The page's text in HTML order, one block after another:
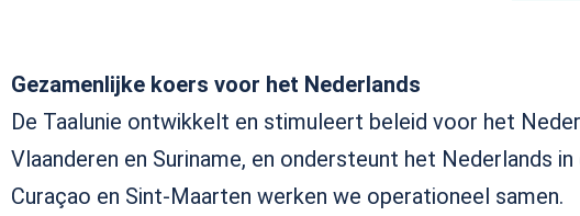
Gezamenlijke koers voor het Nederlands
De Taalunie ontwikkelt en stimuleert beleid voor het
Vlaanderen en Suriname, en ondersteunt het Nederlands
Curaçao en Sint-Maarten werken we operationeel samen.